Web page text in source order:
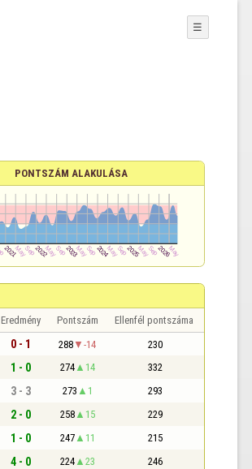
☰
PONTSZÁM ALAKULÁSA
Eredmény Pontszám Ellenfél pontszáma
0 - 1 288 -14 230
1 - 0 274 14 332
3 - 3 273 1 293
2 - 0 258 15 229
1 - 0 247 11 215
4 - 0 224 23 246